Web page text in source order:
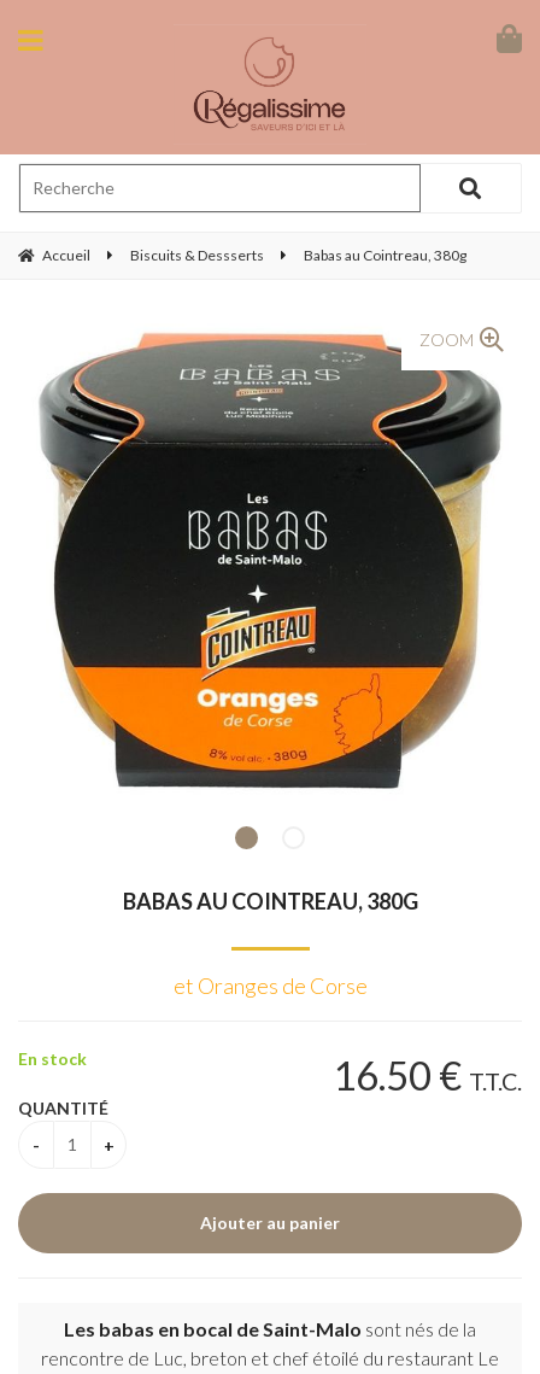
Accueil Biscuits & Dessserts Babas au Cointreau, 380g
ZOOM
BABAS AU COINTREAU, 380G
et Oranges de Corse
16.50 € T.T.C.
En stock
QUANTITÉ
Les babas en bocal de Saint-Malo sont nés de la
rencontre de Luc, breton et chef étoilé du restaurant Le